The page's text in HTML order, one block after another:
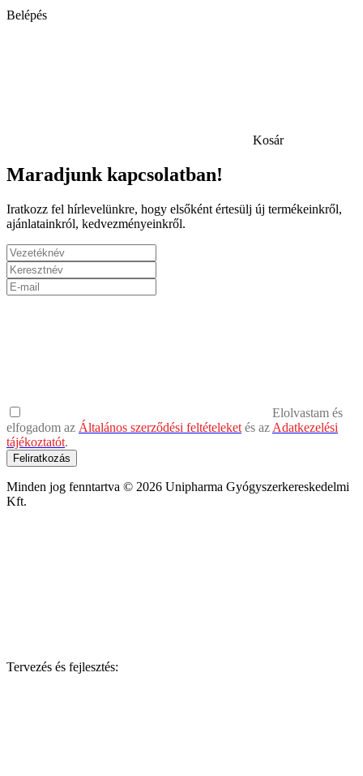
Belépés
Kosár
Maradjunk kapcsolatban!
Iratkozz fel hírlevelünkre, hogy elsőként értesülj új termékeinkről,
ajánlatainkról, kedvezményeinkről.
Elolvastam és
elfogadom az Általános szerződési feltételeket és az Adatkezelési
tájékoztatót.
Feliratkozás
Minden jog fenntartva © 2026 Unipharma Gyógyszerkereskedelmi
Kft.
Tervezés és fejlesztés: